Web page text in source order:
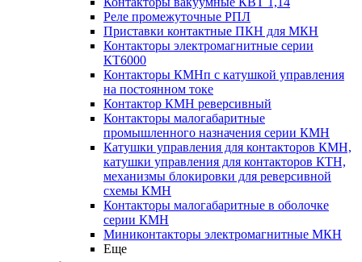
Реле промежуточные РПЛ
Приставки контактные ПКН для МКН
Контакторы электромагнитные серии
КТ6000
Контакторы КМНп с катушкой управления
на постоянном токе
Контактор КМН реверсивный
Контакторы малогабаритные
промышленного назначения серии КМН
Катушки управления для контакторов КМН,
катушки управления для контакторов КТН,
механизмы блокировки для реверсивной
схемы КМН
Контакторы малогабаритные в оболочке
серии КМН
Миниконтакторы электромагнитные МКН
Еще